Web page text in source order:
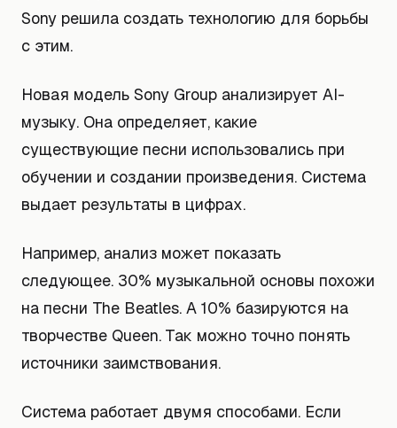
Sony решила создать технологию для борьбы
с этим.
Новая модель Sony Group анализирует AI-
музыку. Она определяет, какие
существующие песни использовались при
обучении и создании произведения. Система
выдает результаты в цифрах.
Например, анализ может показать
следующее. 30% музыкальной основы похожи
на песни The Beatles. А 10% базируются на
творчестве Queen. Так можно точно понять
источники заимствования.
Система работает двумя способами. Если